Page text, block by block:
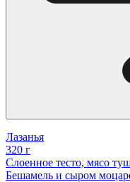
Лазанья
320 г
Слоенное тесто, мясо
Бешамель и сыром